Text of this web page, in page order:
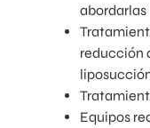
abordarlas
reducción
Equipos